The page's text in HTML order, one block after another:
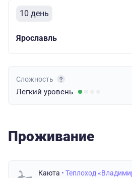
10 день
Ярославль
Сложность
Легкий уровень
Проживание
Каюта • Теплоход